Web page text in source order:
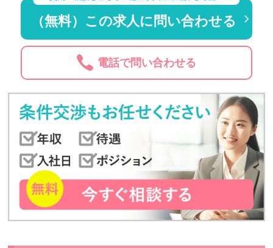
（無料）この求人に問い合わせる
電話で問い合わせる